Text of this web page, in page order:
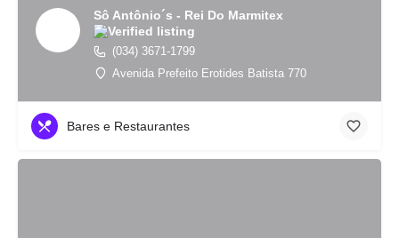
Sô Antônio´s - Rei Do Marmitex
(034) 3671-1799
Avenida Prefeito Erotides Batista 770
Bares e Restaurantes